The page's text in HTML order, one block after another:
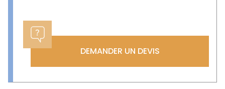
DEMANDER UN DEVIS